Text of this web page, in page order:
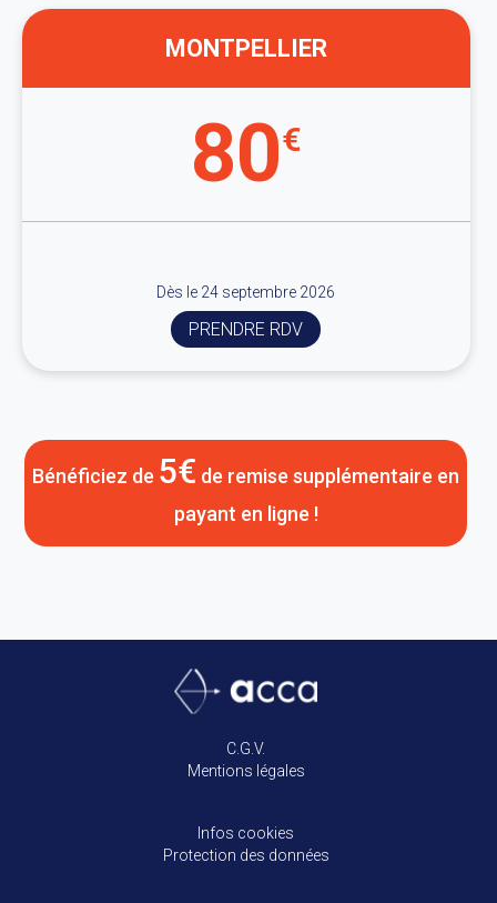
MONTPELLIER
80€
Dès le 24 septembre 2026
PRENDRE RDV
Bénéficiez de 5€ de remise supplémentaire en
payant en ligne !
C.G.V.
Mentions légales
Infos cookies
Protection des données